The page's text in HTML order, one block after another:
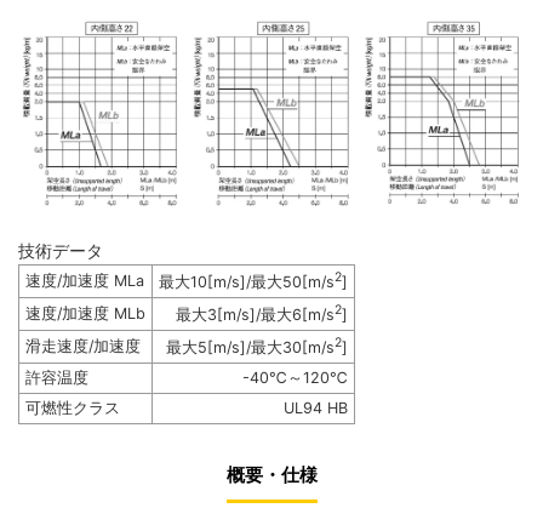
技術データ
速度/加速度 MLa 最大10[m/s]/最大50[m/s2]
速度/加速度 MLb
最大3[m/s]/最大6[m/s2]
滑走速度/加速度
最大5[m/s]/最大30[m/s2]
許容温度
-40℃～120℃
可燃性クラス
UL94 HB
概要・仕様